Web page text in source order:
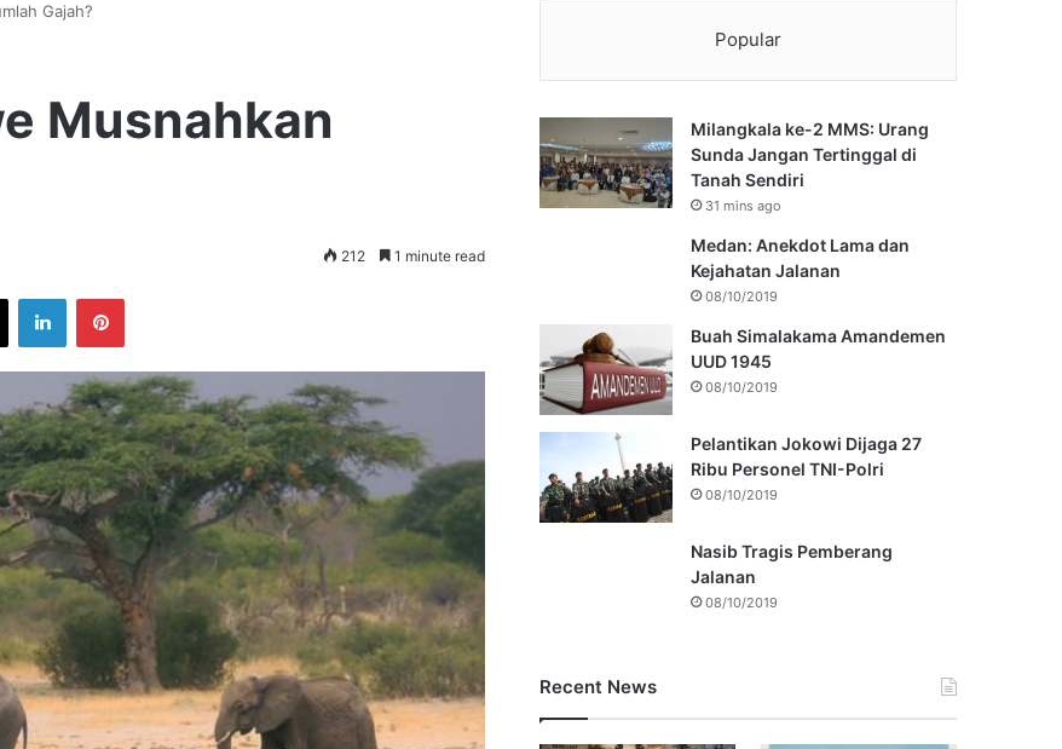
Gajah?
Musnahkan
212 1 minute read
X LinkedInPinterest
Popular
Milangkala ke-2 MMS: Urang
Sunda Jangan Tertinggal di
Tanah Sendiri
31 mins ago
Medan: Anekdot Lama dan
Kejahatan Jalanan
08/10/2019
Buah Simalakama Amandemen
UUD 1945
08/10/2019
Pelantikan Jokowi Dijaga 27
Ribu Personel TNI-Polri
08/10/2019
Nasib Tragis Pemberang
Jalanan
08/10/2019
Recent News